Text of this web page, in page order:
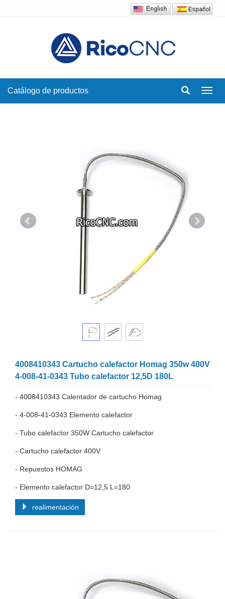
Catálogo de productos
4008410343 Cartucho calefactor Homag 350w 400V
4-008-41-0343 Tubo calefactor 12,5D 180L
- 4008410343 Calentador de cartucho Homag
- 4-008-41-0343 Elemento calefactor
- Tubo calefactor 350W Cartucho calefactor
- Cartucho calefactor 400V
- Repuestos HOMAG
- Elemento calefactor D=12,5 L=180
realimentación